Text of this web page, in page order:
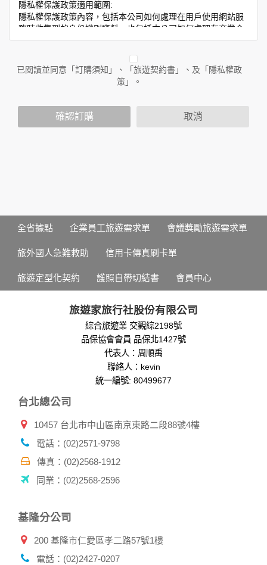
隱私權保護政策適用範圍:
隱私權保護政策內容，包括本公司如何處理在用戶使用網站服
務時收集到的身份識別資料，也包括本公司如何處理在商業合
作與本公司合作時分享的任何身份識別資料。隱私權保護政策
人員。例如您透過本公司旗下網站上的廣告廠商連結，這些置
放連結的廠商也可能蒐集您個人的資料。對於您主動提供的個
人資訊，這些廣告廠商或連結網站有其個別的隱私權保護政
您個人在本網站上的聊天室或討論區中任意公開個人資料的行
於一般瀏覽時，伺服器會自行記錄相關行徑，包括您使用連線
設備的 IP 位址、使用時間、使用的瀏覽器、瀏覽及點選資料記
用，決不對外公布。
分析，分析結果之統計數據或說明文字呈現，除供內部研究
外，我們會視需要公佈統計數據及說明文字，但不涉及特定個
除非取得您的同意或其他法令之特別規定，本網站絕不會將您
的個人資料揭露予第三人或使用於蒐集目的以外之其他用途。
在您於本網站註冊帳號、使用本網站相關產品、服務、活動或
贈獎時，本網站會收集您的個人識別資料，本網站也可以從商
業夥伴處取得個人資料。
當客戶在本網站註冊時，我們會取得您的姓名、電話、住址、
當您註冊成功，並登入使用我們的服務後，我們即取得您的資
號、電子郵件、出生日期、性別、行業等相關資料，當您註冊
成功，並登入使用我們的服務後，本網站即取得您的資料。
其他除了上述，會保留您在上網瀏覽或查詢時，伺服器自行產
生的相關記錄，包括您使用連線設備的 IP 位址、使用時間、使
的瀏覽器予以標示，歸納使用者瀏覽器在本網站內部所瀏覽的
商，或與連結本網站，也可能蒐集您個人的資料。對於您主動
保護政策，其資料處理措施不適用本網站隱私權保護政策，本
公司不負任何連帶責任。
已閱讀並同意「訂購須知」、「旅遊契約書」、及「隱私權政
策」。
確認訂購 取消
全省據點 企業員工旅遊需求單 會議獎勵旅遊需求單
旅外國人急難救助 信用卡傳真刷卡單
旅遊定型化契約 護照自帶切結書 會員中心
旅遊家旅行社股份有限公司
綜合旅遊業 交觀綜2198號
品保協會會員 品保北1427號
代表人：周順禹
聯絡人：kevin
統一編號: 80499677
台北總公司
10457 台北市中山區南京東路二段88號4樓
電話：(02)2571-9798
傳真：(02)2568-1912
同業：(02)2568-2596
基隆分公司
200 基隆市仁愛區孝二路57號1樓
電話：(02)2427-0207